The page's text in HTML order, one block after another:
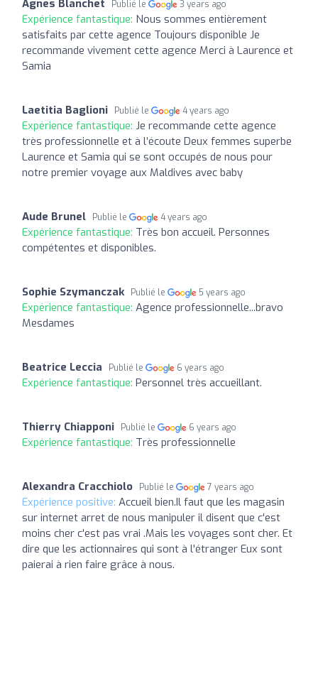
Agnes Blanchet Publié le 3 years ago
Expérience fantastique: Nous sommes entièrement
satisfaits par cette agence Toujours disponible Je
recommande vivement cette agence Merci à Laurence et
Samia
Laetitia Baglioni Publié le 4 years ago
Expérience fantastique: Je recommande cette agence
très professionnelle et à l’écoute Deux femmes superbe
Laurence et Samia qui se sont occupés de nous pour
notre premier voyage aux Maldives avec baby
Aude Brunel Publié le 4 years ago
Expérience fantastique: Très bon accueil. Personnes
compétentes et disponibles.
Sophie Szymanczak Publié le 5 years ago
Expérience fantastique: Agence professionnelle...bravo
Mesdames
Beatrice Leccia Publié le 6 years ago
Expérience fantastique: Personnel très accueillant.
Thierry Chiapponi Publié le 6 years ago
Expérience fantastique: Très professionnelle
Alexandra Cracchiolo Publié le 7 years ago
Expérience positive: Accueil bien.Il faut que les magasin
sur internet arret de nous manipuler il disent que c'est
moins cher c'est pas vrai .Mais les voyages sont cher. Et
dire que les actionnaires qui sont à l'étranger Eux sont
paierai à rien faire grâce à nous.